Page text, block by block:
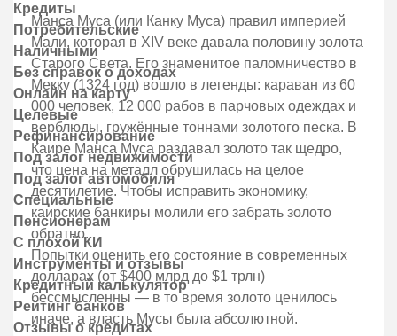
Кредиты
Потребительские
Наличными
Без справок о доходах
Онлайн на карту
Целевые
Рефинансирование
Под залог недвижимости
Под залог автомобиля
Специальные
Пенсионерам
С плохой КИ
Инструменты и отзывы
Кредитный калькулятор
Рейтинг банков
Отзывы о кредитах
Манса Муса (или Канку Муса) правил империей
Мали, которая в XIV веке давала половину золота
Старого Света. Его знаменитое паломничество в
Мекку (1324 год) вошло в легенды: караван из 60
000 человек, 12 000 рабов в парчовых одеждах и
верблюды, гружённые тоннами золотого песка. В
Каире Манса Муса раздавал золото так щедро,
что цена на металл обрушилась на целое
десятилетие. Чтобы исправить экономику,
каирские банкиры молили его забрать золото
обратно.
Попытки оценить его состояние в современных
долларах (от $400 млрд до $1 трлн)
бессмысленны — в то время золото ценилось
иначе, а власть Мусы была абсолютной.